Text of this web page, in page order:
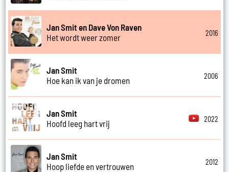
Jan Smit en Dave Von Raven
Het wordt weer zomer
2016
Jan Smit
Hoe kan ik van je dromen
2006
Jan Smit
Hoofd leeg hart vrij
2022
Jan Smit
Hoop liefde en vertrouwen
2012